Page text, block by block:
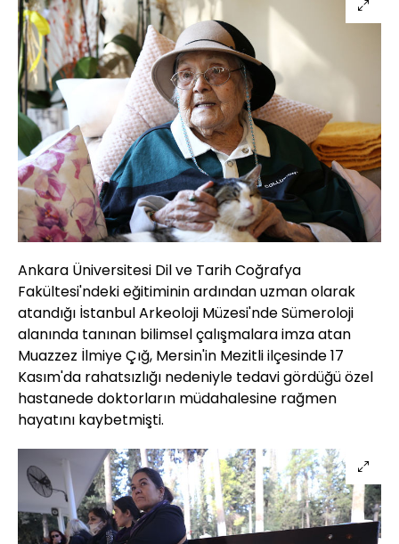
Ankara Üniversitesi Dil ve Tarih Coğrafya
Fakültesi'ndeki eğitiminin ardından uzman olarak
atandığı İstanbul Arkeoloji Müzesi'nde Sümeroloji
alanında tanınan bilimsel çalışmalara imza atan
Muazzez İlmiye Çığ, Mersin'in Mezitli ilçesinde 17
Kasım'da rahatsızlığı nedeniyle tedavi gördüğü özel
hastanede doktorların müdahalesine rağmen
hayatını kaybetmişti.